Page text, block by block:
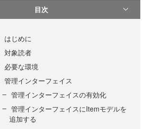
目次
はじめに
対象読者
必要な環境
管理インターフェイス
管理インターフェイスの有効化
管理インターフェイスにItemモデルを
追加する